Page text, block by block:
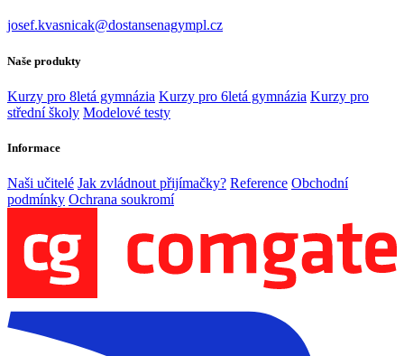
josef.kvasnicak@dostansenagympl.cz
Naše produkty
Kurzy pro 8letá gymnázia Kurzy pro 6letá gymnázia Kurzy pro
střední školy Modelové testy
Informace
Naši učitelé Jak zvládnout přijímačky? Reference Obchodní
podmínky Ochrana soukromí